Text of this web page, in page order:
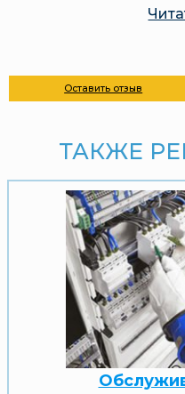
Оставить отзыв
ТАКЖЕ